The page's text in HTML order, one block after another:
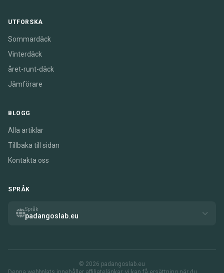
UTFORSKA
Sommardäck
Vinterdäck
året-runt-däck
Jämförare
BLOGG
Alla artiklar
Tillbaka till sidan
Kontakta oss
SPRÅK
Språk
padangoslab.eu
© 2026 padangoslab.eu